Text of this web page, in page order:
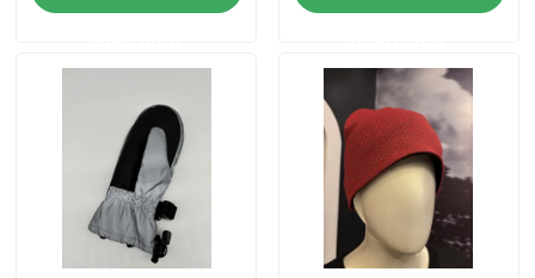
Σχετικά με εμάς
Γύρος εργοστασίων
Ποιοτικός έλεγχος